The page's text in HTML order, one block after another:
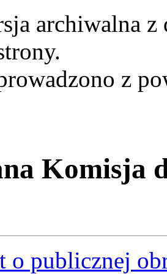
archiwalna
z
Komisja
o publicznej